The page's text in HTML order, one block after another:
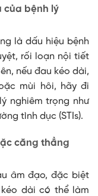
của bệnh lý
là dấu hiệu bệnh
rối loạn nội tiết
nếu đau kéo dài,
mùi hôi, hãy đi
nghiêm trọng như
tình dục (STIs).
căng thẳng
âm đạo, đặc biệt
kéo dài có thể làm